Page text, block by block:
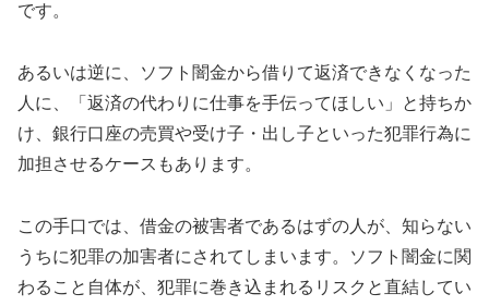
です。
あるいは逆に、ソフト闇金から借りて返済できなくなった
人に、「返済の代わりに仕事を手伝ってほしい」と持ちか
け、銀行口座の売買や受け子・出し子といった犯罪行為に
加担させるケースもあります。
この手口では、借金の被害者であるはずの人が、知らない
うちに犯罪の加害者にされてしまいます。ソフト闇金に関
わること自体が、犯罪に巻き込まれるリスクと直結してい